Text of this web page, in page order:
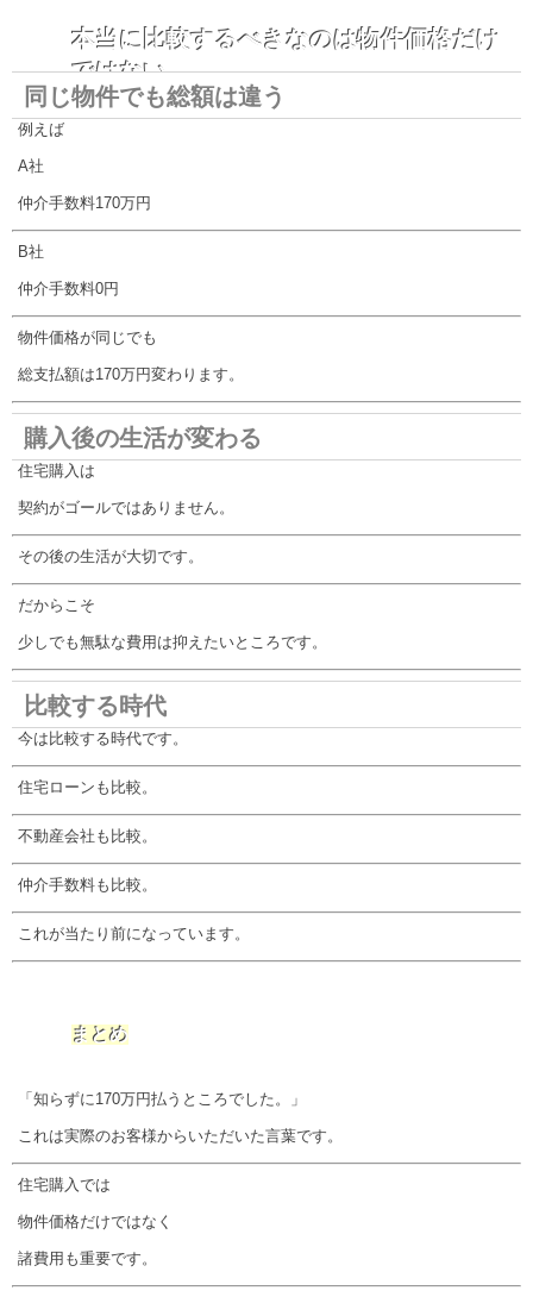
本当に比較するべきなのは物件価格だけ
ではない
同じ物件でも総額は違う
例えば
A社
仲介手数料170万円
B社
仲介手数料0円
物件価格が同じでも
総支払額は170万円変わります。
購入後の生活が変わる
住宅購入は
契約がゴールではありません。
その後の生活が大切です。
だからこそ
少しでも無駄な費用は抑えたいところです。
比較する時代
今は比較する時代です。
住宅ローンも比較。
不動産会社も比較。
仲介手数料も比較。
これが当たり前になっています。
まとめ
「知らずに170万円払うところでした。」
これは実際のお客様からいただいた言葉です。
住宅購入では
物件価格だけではなく
諸費用も重要です。